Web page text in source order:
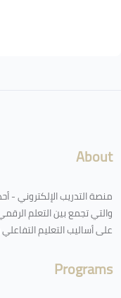
About
منصة التدريب الإلكتروني -
والتي تجمع بين التعلم
على أساليب التعليم التفاعلي
Programs